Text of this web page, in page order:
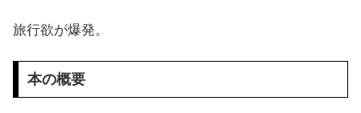
旅行欲が爆発。
本の概要